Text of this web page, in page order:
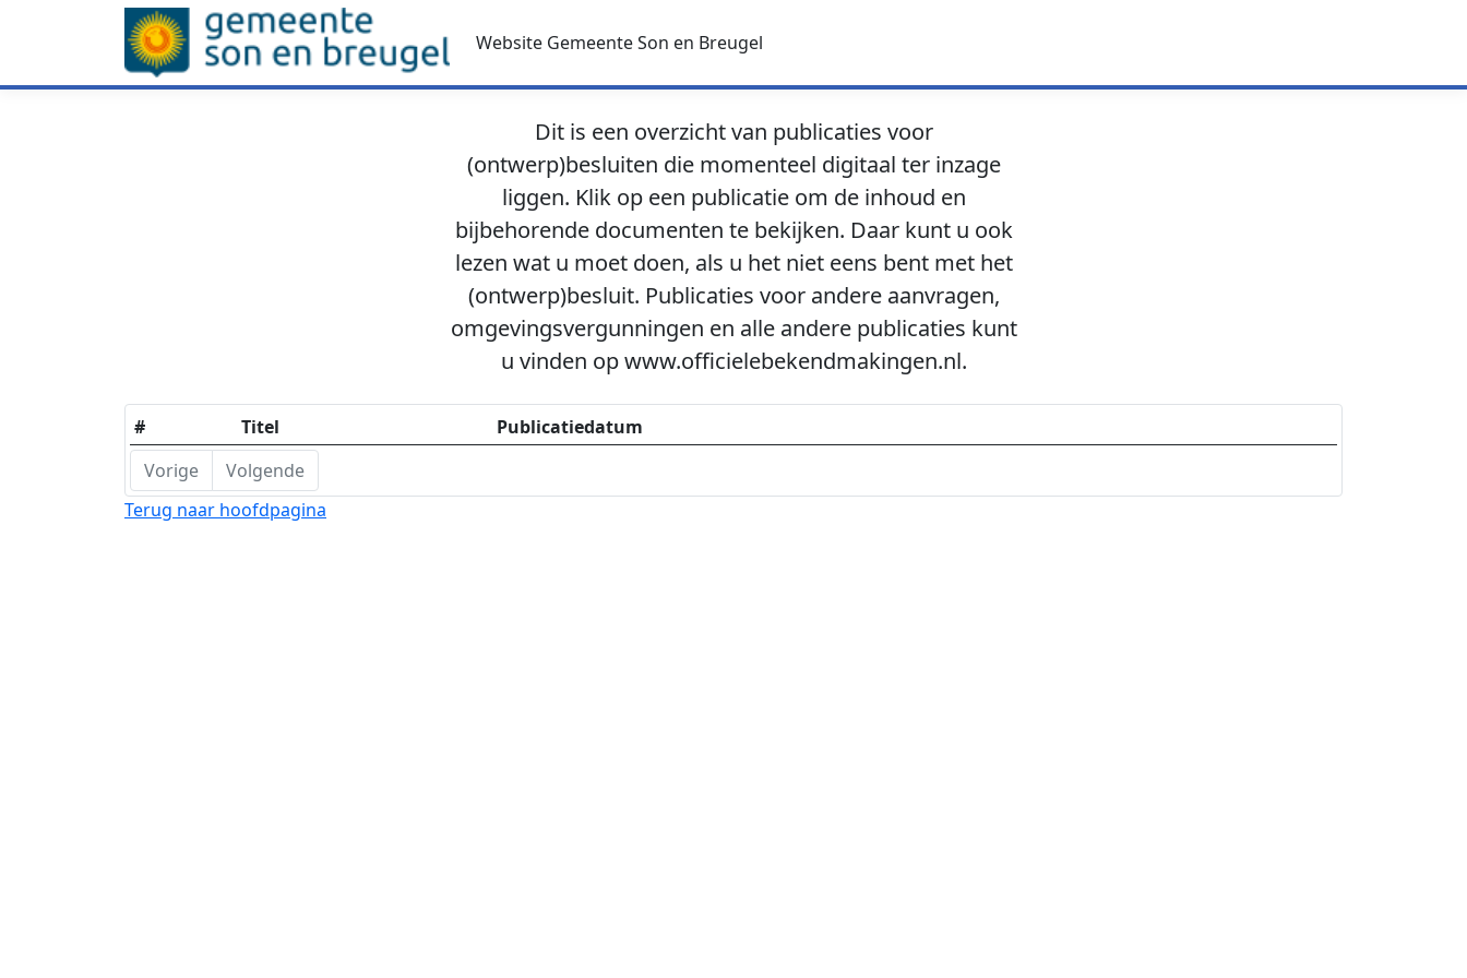
Website Gemeente Son en Breugel
Dit is een overzicht van publicaties voor
(ontwerp)besluiten die momenteel digitaal ter inzage
liggen. Klik op een publicatie om de inhoud en
bijbehorende documenten te bekijken. Daar kunt u ook
lezen wat u moet doen, als u het niet eens bent met het
(ontwerp)besluit. Publicaties voor andere aanvragen,
omgevingsvergunningen en alle andere publicaties kunt
u vinden op www.officielebekendmakingen.nl.
# Titel
Publicatiedatum
Vorige
Volgende
Terug naar hoofdpagina